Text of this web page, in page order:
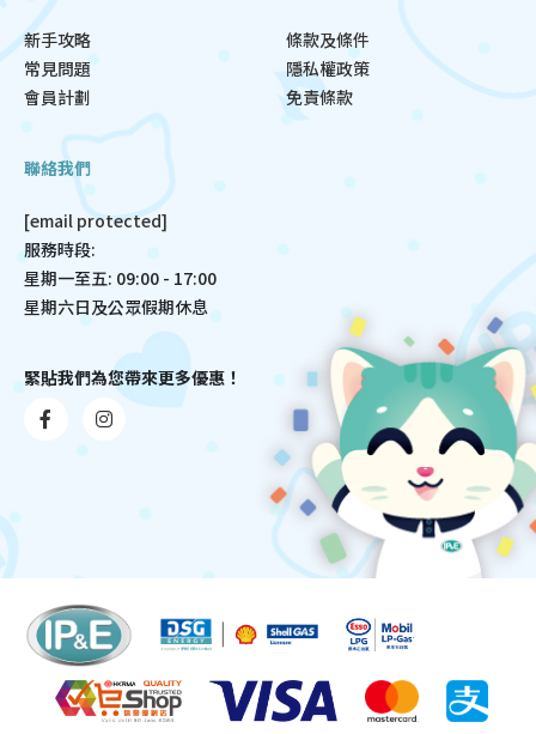
新手攻略
常見問題
會員計劃
條款及條件
隱私權政策
免責條款
聯絡我們
[email protected]
服務時段:
星期一至五: 09:00 - 17:00
星期六日及公眾假期休息
緊貼我們為您帶來更多優惠！